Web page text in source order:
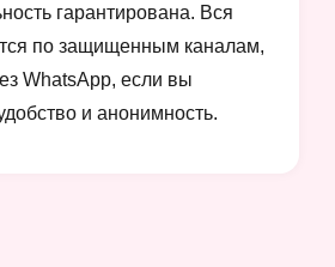
гарантирована. Вся
по защищенным каналам,
WhatsApp, если вы
и анонимность.